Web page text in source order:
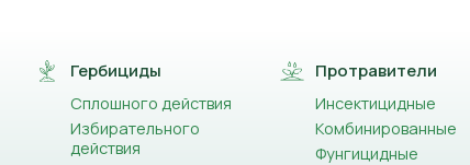
Гербициды
Сплошного действия
Избирательного
действия
Протравители
Инсектицидные
Комбинированные
Фунгицидные